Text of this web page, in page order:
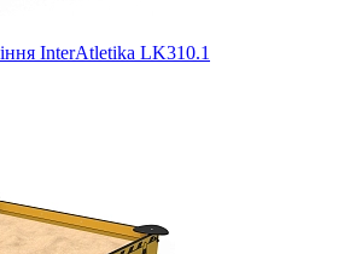
InterAtletika LK310.1